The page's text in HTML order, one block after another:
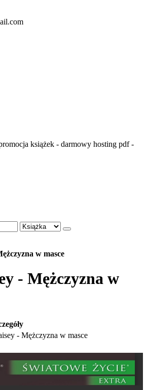
książek - darmowy hosting pdf -
w masce
- Mężczyzna w
- Mężczyzna w masce